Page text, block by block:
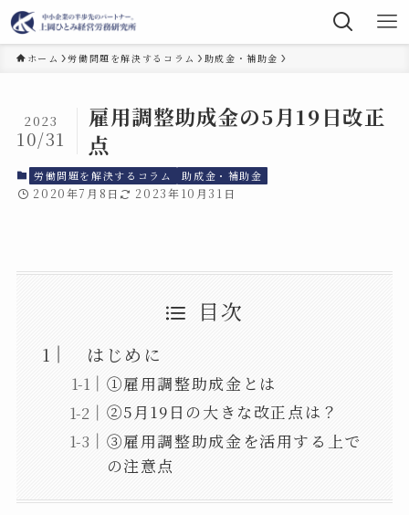
ホーム 労働問題を解決するコラム 助成金・補助金
雇用調整助成金の5月19日改正
点
2023
10/31
労働問題を解決するコラム 助成金・補助金
2020年7月8日 2023年10月31日
目次
はじめに
①雇用調整助成金とは
②5月19日の大きな改正点は？
③雇用調整助成金を活用する上で
の注意点